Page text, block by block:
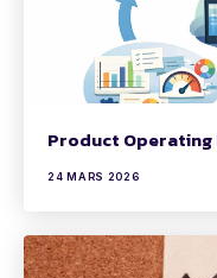
Product
24 MARS 2026